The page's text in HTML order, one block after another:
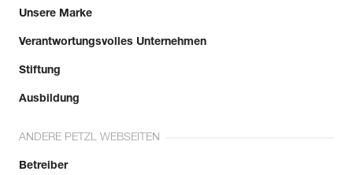
Unsere Marke
Verantwortungsvolles Unternehmen
Stiftung
Ausbildung
ANDERE PETZL WEBSEITEN
Betreiber